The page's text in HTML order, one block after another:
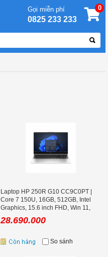
Gọi miễn phí
0825 233 233
0
Laptop HP 250R G10 CC9C0PT |
Core 7 150U, 16GB, 512GB, Intel
Graphics, 15.6 inch FHD, Win 11,
Bạc
28.690.000
So sánh